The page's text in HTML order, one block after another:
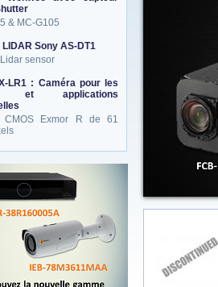
& MC-G105
Sony AS-DT1
sensor
LR1 : Caméra pour les
et applications
CMOS Exmor R de 61